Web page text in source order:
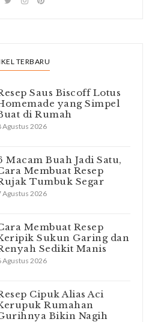
TERBARU
Saus Biscoff Lotus
yang Simpel
di Rumah
Agustus 2026
Macam Buah Jadi Satu,
Membuat Resep
Tumbuk Segar
Agustus 2026
Membuat Resep
Sukun Garing dan
Sedikit Manis
Agustus 2026
Cipuk Alias Aci
Rumahan
Bikin Nagih